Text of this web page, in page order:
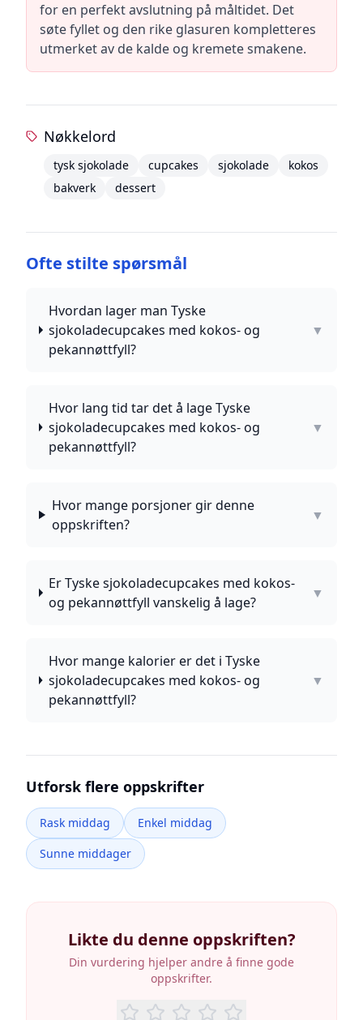
for en perfekt avslutning på måltidet. Det
søte fyllet og den rike glasuren kompletteres
utmerket av de kalde og kremete smakene.
Nøkkelord
tysk sjokolade cupcakes sjokolade
kokos
bakverk
dessert
Ofte stilte spørsmål
Hvordan lager man Tyske
sjokoladecupcakes med kokos- og
pekannøttfyll?
▼
Hvor lang tid tar det å lage Tyske
sjokoladecupcakes med kokos- og
pekannøttfyll?
▼
Hvor mange porsjoner gir denne
oppskriften?
▼
Er Tyske sjokoladecupcakes med kokos-
og pekannøttfyll vanskelig å lage?
▼
Hvor mange kalorier er det i Tyske
sjokoladecupcakes med kokos- og
pekannøttfyll?
▼
Utforsk flere oppskrifter
Rask middag
Enkel middag
Sunne middager
Likte du denne oppskriften?
Din vurdering hjelper andre å finne gode
oppskrifter.